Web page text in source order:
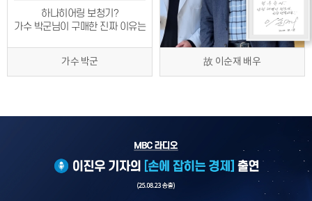
하나히어링 보청기?
가수 박군님이 구매한 진짜 이유는
가수 박군 故 이순재 배우